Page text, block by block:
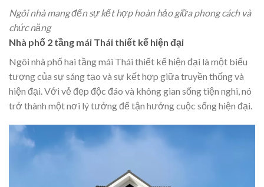
Ngôi nhà mang đến sự kết hợp hoàn hảo giữa phong cách và
chức năng
Nhà phố 2 tầng mái Thái thiết kế hiện đại
Ngôi nhà phố hai tầng mái Thái thiết kế hiện đại là một biểu
tượng của sự sáng tạo và sự kết hợp giữa truyền thống và
hiện đại. Với vẻ đẹp độc đáo và không gian sống tiện nghi, nó
trở thành một nơi lý tưởng để tận hưởng cuộc sống hiện đại.